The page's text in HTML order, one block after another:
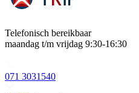
Telefonisch bereikbaar
maandag t/m vrijdag 9:30-16:30
071 3031540